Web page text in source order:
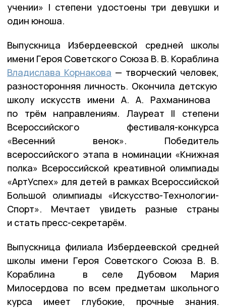
учении» I степени удостоены три девушки и
один юноша.
Выпускница Избердеевской средней школы
имени Героя Советского Союза В. В. Кораблина
Владислава Корнакова — творческий человек,
разносторонняя личность. Окончила детскую
школу искусств имени А. А. Рахманинова
по трём направлениям. Лауреат II степени
Всероссийского фестиваля-конкурса
«Весенний венок». Победитель
всероссийского этапа в номинации «Книжная
полка» Всероссийской креативной олимпиады
«АртУспех» для детей в рамках Всероссийской
Большой олимпиады «Искусство-Технологии-
Спорт». Мечтает увидеть разные страны
и стать пресс-секретарём.
Выпускница филиала Избердеевской средней
школы имени Героя Советского Союза В. В.
Кораблина в селе Дубовом Мария
Милосердова по всем предметам школьного
курса имеет глубокие, прочные знания.